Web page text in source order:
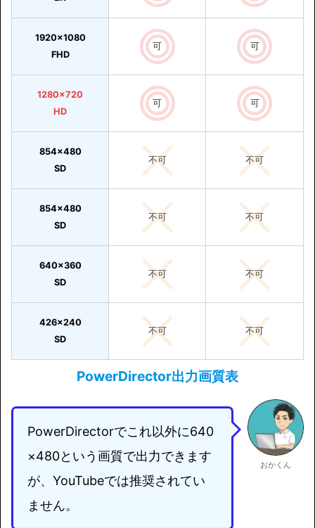
1920×1080
FHD
可 可
1280×720
HD
可 可
854x480
SD
不可 不可
854x480
SD
不可 不可
640x360
SD
不可 不可
426x240
SD
不可 不可
PowerDirector出力画質表
PowerDirectorでこれ以外に640
×480という画質で出力できます
が、YouTubeでは推奨されてい
ません。
おかくん